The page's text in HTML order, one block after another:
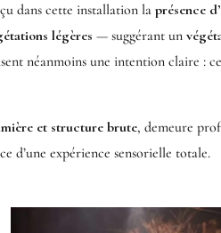
dans cette installation la présence
légères — suggérant un
néanmoins une intention claire :
et structure brute, demeure
d’une expérience sensorielle totale.